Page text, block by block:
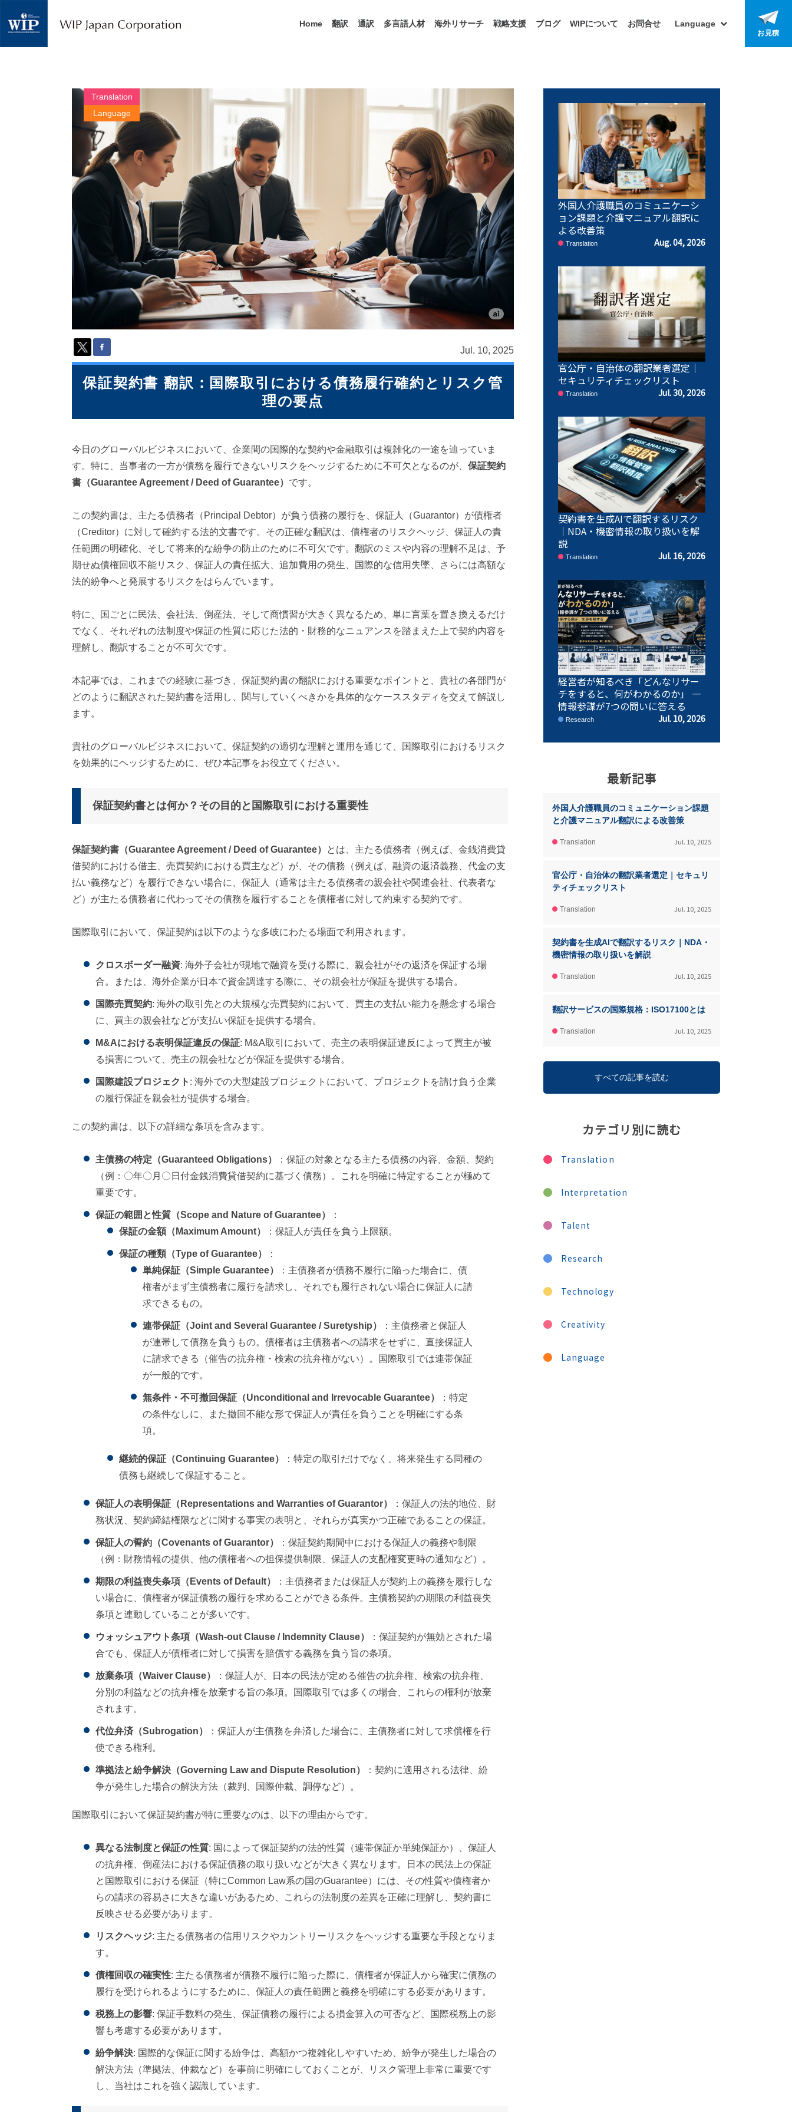
P
通
外
調
査
・
人
材
派
遣
の
多
言
語
ビ
ス
（
語
・
1
カ
対
応
）
Home 翻訳 通訳 多言語人材 海外リサーチ 戦略支援 ブログ WIPについて お問合せ Language
お見積
Translation
Language
Jul. 10, 2025
保証契約書 翻訳：国際取引における債務履行確約とリスク管
理の要点
今日のグローバルビジネスにおいて、企業間の国際的な契約や金融取引は複雑化の一途を辿っていま
す。特に、当事者の一方が債務を履行できないリスクをヘッジするために不可欠となるのが、 保証契約
書（Guarantee Agreement / Deed of Guarantee） です。
この契約書は、主たる債務者（Principal Debtor）が負う債務の履行を、保証人（Guarantor）が債権者
（Creditor）に対して確約する法的文書です。その正確な翻訳は、債権者のリスクヘッジ、保証人の責
任範囲の明確化、そして将来的な紛争の防止のために不可欠です。翻訳のミスや内容の理解不足は、予
期せぬ債権回収不能リスク、保証人の責任拡大、追加費用の発生、国際的な信用失墜、さらには高額な
法的紛争へと発展するリスクをはらんでいます。
特に、国ごとに民法、会社法、倒産法、そして商慣習が大きく異なるため、単に言葉を置き換えるだけ
でなく、それぞれの法制度や保証の性質に応じた法的・財務的なニュアンスを踏まえた上で契約内容を
理解し、翻訳することが不可欠です。
本記事では、これまでの経験に基づき、保証契約書の翻訳における重要なポイントと、貴社の各部門が
どのように翻訳された契約書を活用し、関与していくべきかを具体的なケーススタディを交えて解説し
ます。
貴社のグローバルビジネスにおいて、保証契約の適切な理解と運用を通じて、国際取引におけるリスク
を効果的にヘッジするために、ぜひ本記事をお役立てください。
保証契約書とは何か？その目的と国際取引における重要性
保証契約書（Guarantee Agreement / Deed of Guarantee）
とは、主たる債務者（例えば、金銭消費貸
借契約における借主、売買契約における買主など）が、その債務（例えば、融資の返済義務、代金の支
払い義務など）を履行できない場合に、保証人（通常は主たる債務者の親会社や関連会社、代表者な
ど）が主たる債務者に代わってその債務を履行することを債権者に対して約束する契約です。
国際取引において、保証契約は以下のような多岐にわたる場面で利用されます。
クロスボーダー融資: 海外子会社が現地で融資を受ける際に、親会社がその返済を保証する場
合。または、海外企業が日本で資金調達する際に、その親会社が保証を提供する場合。
国際売買契約: 海外の取引先との大規模な売買契約において、買主の支払い能力を懸念する場合
に、買主の親会社などが支払い保証を提供する場合。
M&Aにおける表明保証違反の保証: M&A取引において、売主の表明保証違反によって買主が被
る損害について、売主の親会社などが保証を提供する場合。
国際建設プロジェクト : 海外での大型建設プロジェクトにおいて、プロジェクトを請け負う企業
の履行保証を親会社が提供する場合。
この契約書は、以下の詳細な条項を含みます。
主債務の特定（Guaranteed Obligations）
：保証の対象となる主たる債務の内容、金額、契約
（例：〇年〇月〇日付金銭消費貸借契約に基づく債務）。これを明確に特定することが極めて
重要です。
保証の範囲と性質（Scope and Nature of Guarantee）
：
保証の金額（Maximum Amount）
：保証人が責任を負う上限額。
保証の種類（Type of Guarantee）
：
単純保証（Simple Guarantee）
：主債務者が債務不履行に陥った場合に、債
権者がまず主債務者に履行を請求し、それでも履行されない場合に保証人に請
求できるもの。
連帯保証（Joint and Several Guarantee / Suretyship）
：主債務者と保証人
が連帯して債務を負うもの。債権者は主債務者への請求をせずに、直接保証人
に請求できる（催告の抗弁権・検索の抗弁権がない）。国際取引では連帯保証
が一般的です。
無条件・不可撤回保証（Unconditional and Irrevocable Guarantee）
：特定
の条件なしに、また撤回不能な形で保証人が責任を負うことを明確にする条
項。
継続的保証（Continuing Guarantee）
：特定の取引だけでなく、将来発生する同種の
債務も継続して保証すること。
保証人の表明保証（Representations and Warranties of Guarantor）
：保証人の法的地位、財
務状況、契約締結権限などに関する事実の表明と、それらが真実かつ正確であることの保証。
保証人の誓約（Covenants of Guarantor）
：保証契約期間中における保証人の義務や制限
（例：財務情報の提供、他の債権者への担保提供制限、保証人の支配権変更時の通知など）。
期限の利益喪失条項（Events of Default）
：主債務者または保証人が契約上の義務を履行しな
い場合に、債権者が保証債務の履行を求めることができる条件。主債務契約の期限の利益喪失
条項と連動していることが多いです。
ウォッシュアウト条項（Wash-out Clause / Indemnity Clause）
：保証契約が無効とされた場
合でも、保証人が債権者に対して損害を賠償する義務を負う旨の条項。
放棄条項（Waiver Clause）
：保証人が、日本の民法が定める催告の抗弁権、検索の抗弁権、
分別の利益などの抗弁権を放棄する旨の条項。国際取引では多くの場合、これらの権利が放棄
されます。
代位弁済（Subrogation）
：保証人が主債務を弁済した場合に、主債務者に対して求償権を行
使できる権利。
準拠法と紛争解決（Governing Law and Dispute Resolution）
：契約に適用される法律、紛
争が発生した場合の解決方法（裁判、国際仲裁、調停など）。
国際取引において保証契約書が特に重要なのは、以下の理由からです。
異なる法制度と保証の性質: 国によって保証契約の法的性質（連帯保証か単純保証か）、保証人
の抗弁権、倒産法における保証債務の取り扱いなどが大きく異なります。日本の民法上の保証
と国際取引における保証（特にCommon Law系の国のGuarantee）には、その性質や債権者か
らの請求の容易さに大きな違いがあるため、これらの法制度の差異を正確に理解し、契約書に
反映させる必要があります。
リスクヘッジ: 主たる債務者の信用リスクやカントリーリスクをヘッジする重要な手段となりま
す。
債権回収の確実性: 主たる債務者が債務不履行に陥った際に、債権者が保証人から確実に債務の
履行を受けられるようにするために、保証人の責任範囲と義務を明確にする必要があります。
税務上の影響: 保証手数料の発生、保証債務の履行による損金算入の可否など、国際税務上の影
響も考慮する必要があります。
紛争解決: 国際的な保証に関する紛争は、高額かつ複雑化しやすいため、紛争が発生した場合の
解決方法（準拠法、仲裁など）を事前に明確にしておくことが、リスク管理上非常に重要です
し、当社はこれを強く認識しています。
外国人介護職員のコミュニケーシ
ョン課題と介護マニュアル翻訳に
よる改善策
Translation Aug. 04, 2026
官公庁・自治体の翻訳業者選定｜
セキュリティチェックリスト
Translation Jul. 30, 2026
契約書を生成AIで翻訳するリスク
｜NDA・機密情報の取り扱いを解
説
Translation Jul. 16, 2026
経営者が知るべき「どんなリサー
チをすると、何がわかるのか」 ―
情報参謀が7つの問いに答える
Research Jul. 10, 2026
最新記事
外国人介護職員のコミュニケーション課題
と介護マニュアル翻訳による改善策
Translation Jul. 10, 2025
官公庁・自治体の翻訳業者選定｜セキュリ
ティチェックリスト
Translation Jul. 10, 2025
契約書を生成AIで翻訳するリスク｜NDA・
機密情報の取り扱いを解説
Translation Jul. 10, 2025
翻訳サービスの国際規格：ISO17100とは
Translation Jul. 10, 2025
すべての記事を読む
カテゴリ別に読む
Translation
Interpretation
Talent
Research
Technology
Creativity
Language